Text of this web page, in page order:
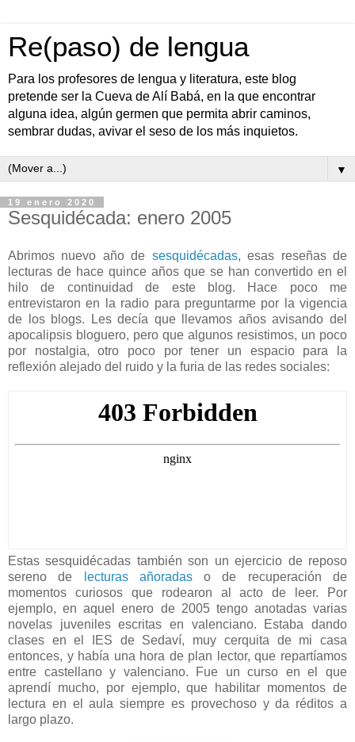
Re(paso) de lengua
Para los profesores de lengua y literatura, este blog
pretende ser la Cueva de Alí Babá, en la que encontrar
alguna idea, algún germen que permita abrir caminos,
sembrar dudas, avivar el seso de los más inquietos.
▼
19 enero 2020
Sesquidécada: enero 2005
Abrimos nuevo año de sesquidécadas, esas reseñas de
lecturas de hace quince años que se han convertido en el
hilo de continuidad de este blog. Hace poco me
entrevistaron en la radio para preguntarme por la vigencia
de los blogs. Les decía que llevamos años avisando del
apocalipsis bloguero, pero que algunos resistimos, un poco
por nostalgia, otro poco por tener un espacio para la
reflexión alejado del ruido y la furia de las redes sociales:
Estas sesquidécadas también son un ejercicio de reposo
sereno de
lecturas añoradaso de recuperación de
momentos curiosos que rodearon al acto de leer. Por
ejemplo, en aquel enero de 2005 tengo anotadas varias
novelas juveniles escritas en valenciano. Estaba dando
clases en el IES de Sedaví, muy cerquita de mi casa
entonces, y había una hora de plan lector, que repartíamos
entre castellano y valenciano. Fue un curso en el que
aprendí mucho, por ejemplo, que habilitar momentos de
lectura en el aula siempre es provechoso y da réditos a
largo plazo.